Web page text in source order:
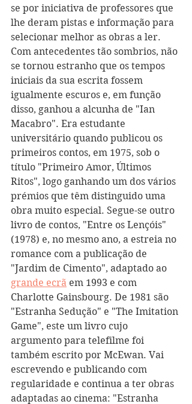
se por iniciativa de professores que
lhe deram pistas e informação para
selecionar melhor as obras a ler.
Com antecedentes tão sombrios, não
se tornou estranho que os tempos
iniciais da sua escrita fossem
igualmente escuros e, em função
disso, ganhou a alcunha de "Ian
Macabro". Era estudante
universitário quando publicou os
primeiros contos, em 1975, sob o
título "Primeiro Amor, Últimos
Ritos", logo ganhando um dos vários
prémios que têm distinguido uma
obra muito especial. Segue-se outro
livro de contos, "Entre os Lençóis"
(1978) e, no mesmo ano, a estreia no
romance com a publicação de
"Jardim de Cimento", adaptado ao
grande ecrã em 1993 e com
Charlotte Gainsbourg. De 1981 são
"Estranha Sedução" e "The Imitation
Game", este um livro cujo
argumento para telefilme foi
também escrito por McEwan. Vai
escrevendo e publicando com
regularidade e continua a ter obras
adaptadas ao cinema: "Estranha